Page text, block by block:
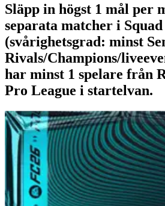
Släpp in högst 1 mål per
separata matcher i
(svårighetsgrad: minst
Rivals/Champions/
har minst 1 spelare från
Pro League i startelvan.